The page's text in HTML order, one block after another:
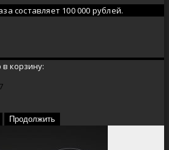
составляет 100 000 рублей.
корзину:
Продолжить